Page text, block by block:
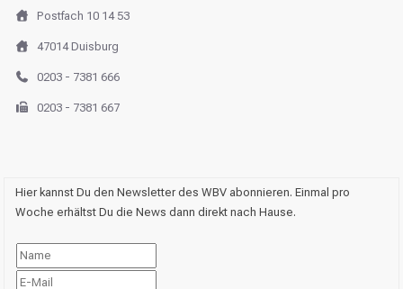
Postfach 10 14 53
47014 Duisburg
0203 - 7381 666
0203 - 7381 667
Hier kannst Du den Newsletter des WBV abonnieren. Einmal pro
Woche erhältst Du die News dann direkt nach Hause.